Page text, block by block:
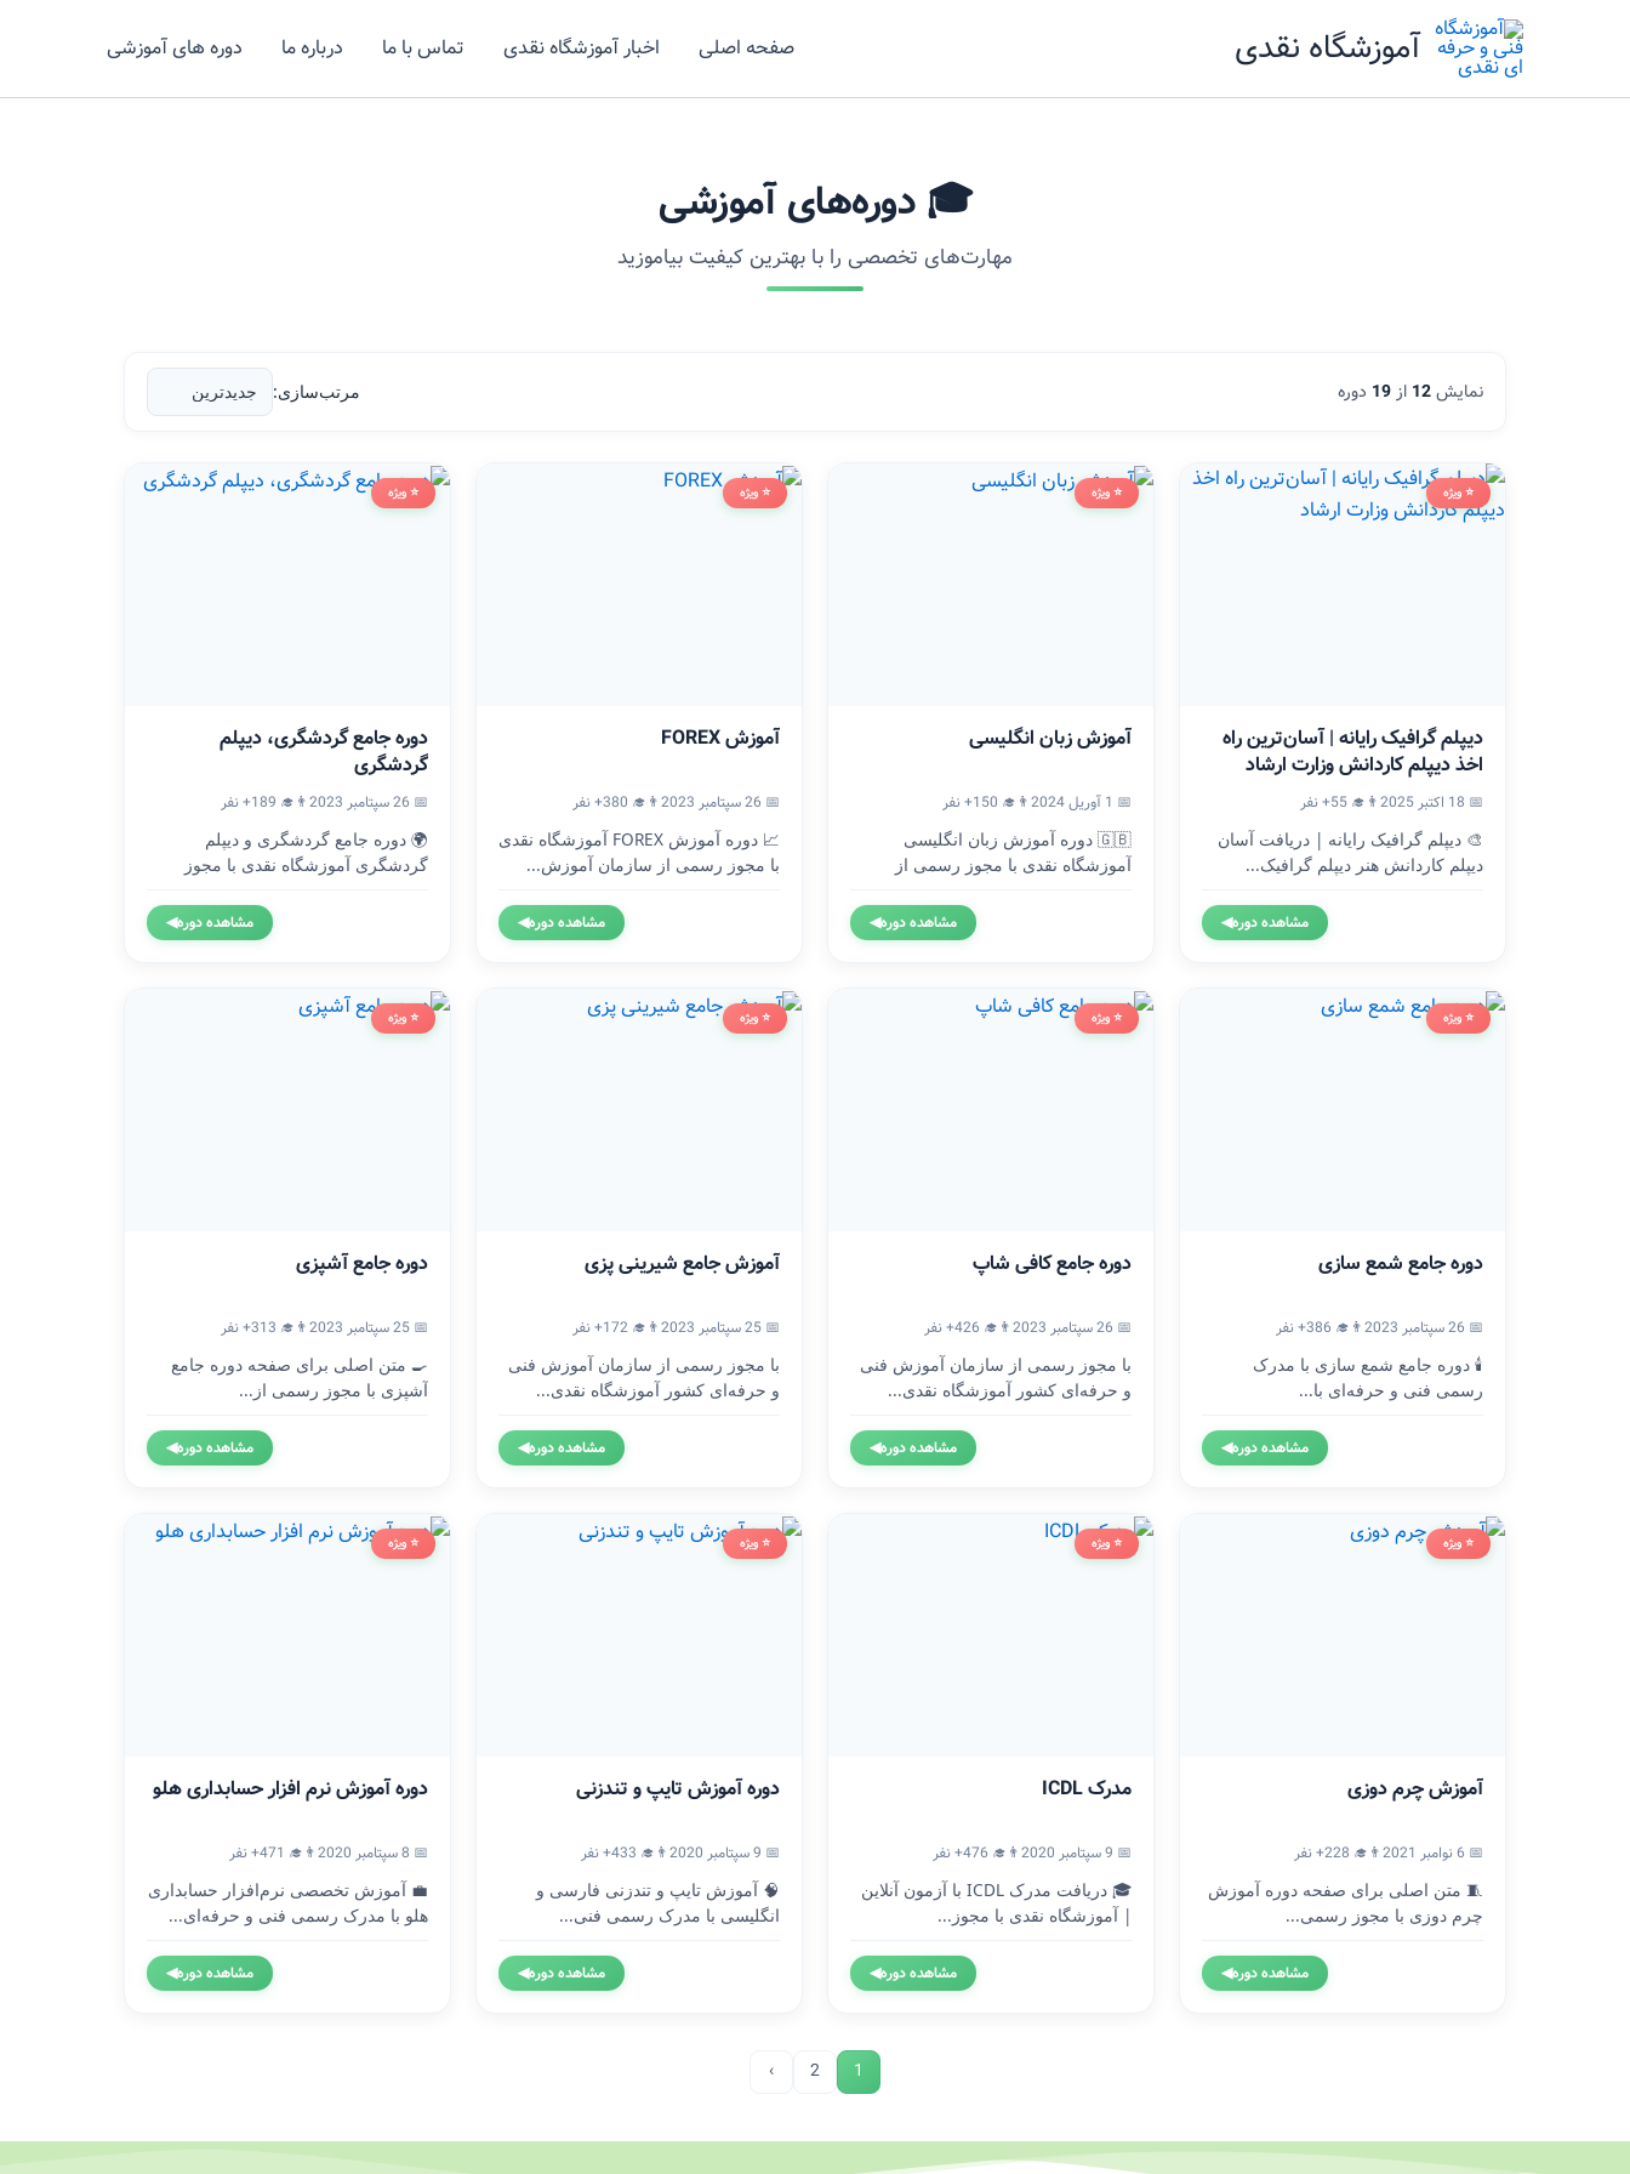
آموزشگاه نقدی صفحه اصلی اخبار آموزشگاه نقدی تماس با ما درباره ما دوره های آموزشی
🎓 دوره‌های آموزشی
مهارت‌های تخصصی را با بهترین کیفیت بیاموزید
نمایش12 از 19 دوره مرتب‌سازی:
⭐ ویژه
دیپلم گرافیک رایانه | آسان‌ترین راه
اخذ دیپلم کاردانش وزارت ارشاد
📅 18 اکتبر 2025
👨‍🎓 55+ نفر
🎨 دیپلم گرافیک رایانه | دریافت آسان
دیپلم کاردانش هنر دیپلم گرافیک...
مشاهده دوره◀
⭐ ویژه
آموزش زبان انگلیسی
📅 1 آوریل 2024
👨‍🎓 150+ نفر
🇬🇧 دوره آموزش زبان انگلیسی
آموزشگاه نقدی با مجوز رسمی از
مشاهده دوره◀
⭐ ویژه
آموزش FOREX
📅 26 سپتامبر 2023
👨‍🎓 380+ نفر
📈 دوره آموزش FOREX آموزشگاه نقدی
با مجوز رسمی از سازمان آموزش...
مشاهده دوره◀
⭐ ویژه
دوره جامع گردشگری، دیپلم
گردشگری
📅 26 سپتامبر 2023
👨‍🎓 189+ نفر
🌍 دوره جامع گردشگری و دیپلم
گردشگری آموزشگاه نقدی با مجوز
مشاهده دوره◀
⭐ ویژه
دوره جامع شمع سازی
📅 26 سپتامبر 2023
👨‍🎓 386+ نفر
🕯️ دوره جامع شمع سازی با مدرک
رسمی فنی و حرفه‌ای با...
مشاهده دوره◀
⭐ ویژه
دوره جامع کافی شاپ
📅 26 سپتامبر 2023
👨‍🎓 426+ نفر
با مجوز رسمی از سازمان آموزش فنی
و حرفه‌ای کشور آموزشگاه نقدی...
مشاهده دوره◀
⭐ ویژه
آموزش جامع شیرینی پزی
📅 25 سپتامبر 2023
👨‍🎓 172+ نفر
با مجوز رسمی از سازمان آموزش فنی
و حرفه‌ای کشور آموزشگاه نقدی...
مشاهده دوره◀
⭐ ویژه
دوره جامع آشپزی
📅 25 سپتامبر 2023
👨‍🎓 313+ نفر
🍳 متن اصلی برای صفحه دوره جامع
آشپزی با مجوز رسمی از...
مشاهده دوره◀
⭐ ویژه
آموزش چرم دوزی
📅 6 نوامبر 2021
👨‍🎓 228+ نفر
🧵 متن اصلی برای صفحه دوره آموزش
چرم دوزی با مجوز رسمی...
مشاهده دوره◀
⭐ ویژه
مدرک ICDL
📅 9 سپتامبر 2020
👨‍🎓 476+ نفر
🎓 دریافت مدرک ICDL با آزمون آنلاین
| آموزشگاه نقدی با مجوز...
مشاهده دوره◀
⭐ ویژه
دوره آموزش تایپ و تندزنی
📅 9 سپتامبر 2020
👨‍🎓 433+ نفر
🧠 آموزش تایپ و تندزنی فارسی و
انگلیسی با مدرک رسمی فنی...
مشاهده دوره◀
⭐ ویژه
دوره آموزش نرم افزار حسابداری هلو
📅 8 سپتامبر 2020
👨‍🎓 471+ نفر
💼 آموزش تخصصی نرم‌افزار حسابداری
هلو با مدرک رسمی فنی و حرفه‌ای...
مشاهده دوره◀
1
2
›